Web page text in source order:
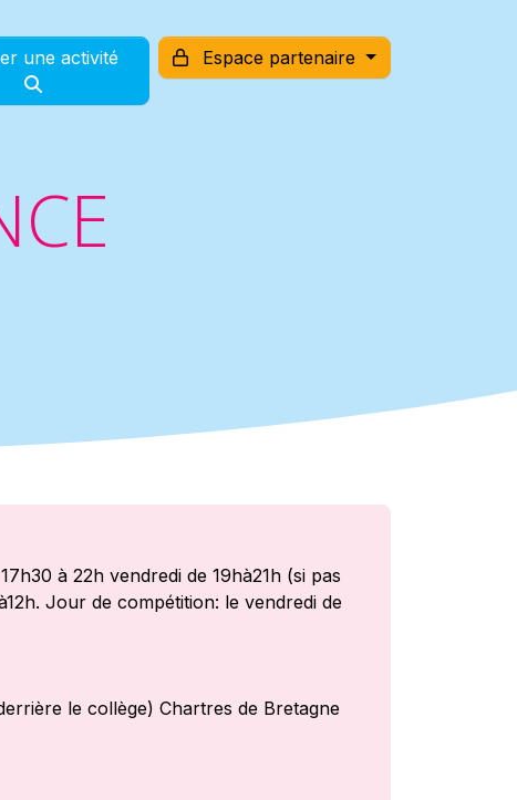
une activité Espace partenaire
à 22h vendredi de 19hà21h (si pas
Jour de compétition: le vendredi de
le collège) Chartres de Bretagne